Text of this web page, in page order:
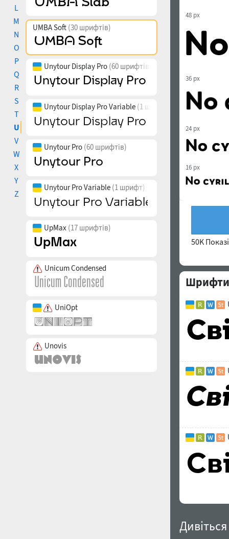
L
M
N
O
P
Q
R
S
T
U
V
W
X
Y
Z
UMBA Soft (30 шрифтів)
Unytour Display Pro (60 шрифтів)
Unytour Display Pro Variable (1 шрифт)
Unytour Pro (60 шрифтів)
Unytour Pro Variable (1 шрифт)
UpMax (17 шрифтів)
Unicum Condensed
UniOpt
Unovis
48 px
36 px
24 px
16 px
50K
Шрифти